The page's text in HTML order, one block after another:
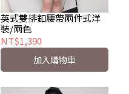
英式雙排釦腰帶兩件式洋
裝/兩色
NT$1,390
加入購物車